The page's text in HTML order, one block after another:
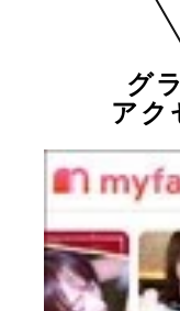
グ
アク